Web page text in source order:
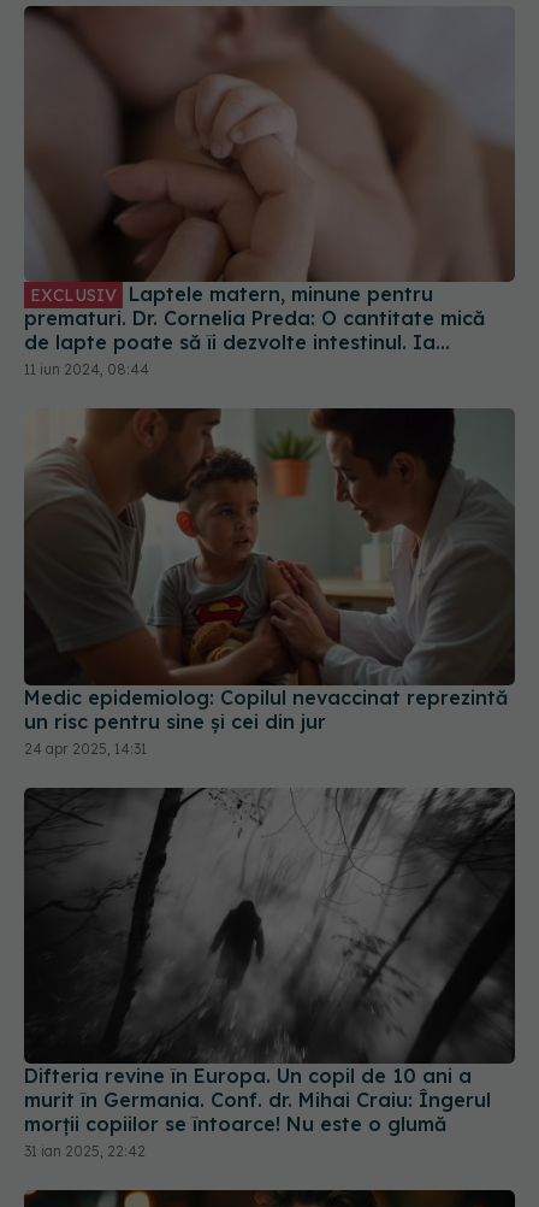
EXCLUSIV
prematuri. Dr. Cornelia Preda: O cantitate mică
de lapte poate să îi dezvolte intestinul. Ia
picături de lapte și freacă gurița copilului
11 iun 2024, 08:44
Medic epidemiolog: Copilul nevaccinat reprezintă
un risc pentru sine şi cei din jur
24 apr 2025, 14:31
Difteria revine în Europa. Un copil de 10 ani a
murit în Germania. Conf. dr. Mihai Craiu: Îngerul
morții copiilor se întoarce! Nu este o glumă
31 ian 2025, 22:42